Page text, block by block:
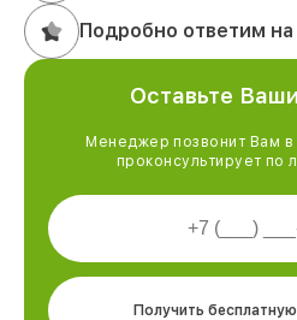
Подробно ответим
Оставьте
Менеджер позвонит Вам в
проконсультирует по
Получить